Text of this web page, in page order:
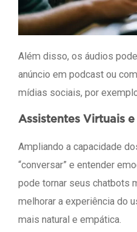
Além disso, os áudios
anúncio em podcast ou
mídias sociais, por
Assistentes Virtuais
Ampliando a capacidade
“conversar” e entender
pode tornar seus chatbots
melhorar a experiência do
mais natural e empática.